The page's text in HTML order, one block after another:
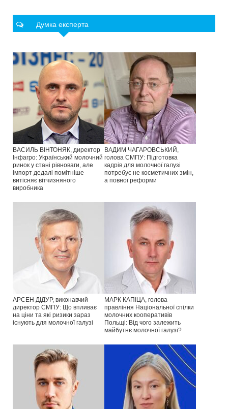
Думка експерта
ВАСИЛЬ ВІНТОНЯК, директор
Інфагро: Український молочний
ринок у стані рівноваги, але
імпорт дедалі помітніше
витісняє вітчизняного
виробника
ВАДИМ ЧАГАРОВСЬКИЙ,
голова СМПУ: Підготовка
кадрів для молочної галузі
потребує не косметичних змін,
а повної реформи
АРСЕН ДІДУР, виконавчий
директор СМПУ: Що впливає
на ціни та які ризики зараз
існують для молочної галузі
МАРК КАПІЦА, голова
правління Національної спілки
молочних кооперативів
Польщі: Від чого залежить
майбутнє молочної галузі?